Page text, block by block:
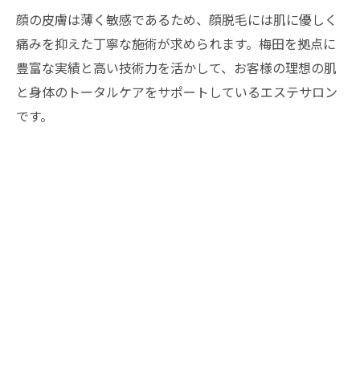
顔の皮膚は薄く敏感であるため、顔脱毛には肌に優しく
痛みを抑えた丁寧な施術が求められます。梅田を拠点に
豊富な実績と高い技術力を活かして、お客様の理想の肌
と身体のトータルケアをサポートしているエステサロン
です。